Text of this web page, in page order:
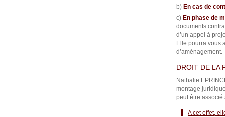
b) En cas de
c) En phase de
documents
d’un appel à
Elle pourra vous
d’aménagement.
DROIT DE LA
Nathalie
montage
peut être
A cet effet,